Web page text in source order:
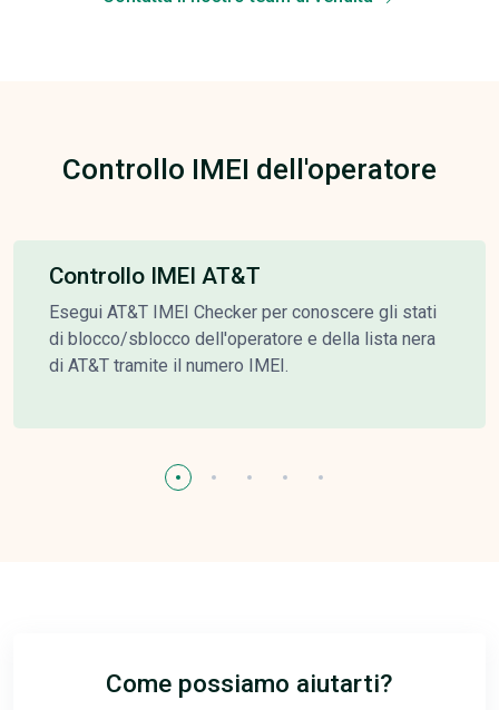
Controllo IMEI dell'operatore
Controllo IMEI AT&T
Esegui AT&T IMEI Checker per conoscere gli stati
di blocco/sblocco dell'operatore e della lista nera
di AT&T tramite il numero IMEI.
Come possiamo aiutarti?